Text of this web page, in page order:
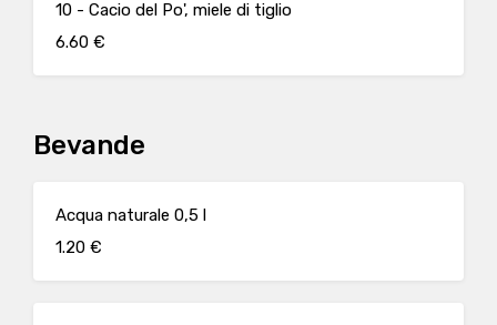
10 - Cacio del Po', miele di tiglio
6.60 €
Bevande
Acqua naturale 0,5 l
1.20 €